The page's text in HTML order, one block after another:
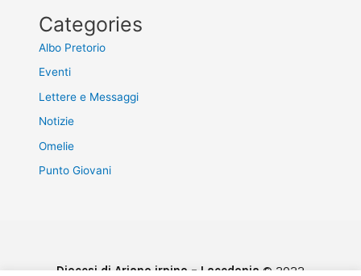
Categories
Albo Pretorio
Eventi
Lettere e Messaggi
Notizie
Omelie
Punto Giovani
Diocesi di Ariano irpino – Lacedonia © 2022